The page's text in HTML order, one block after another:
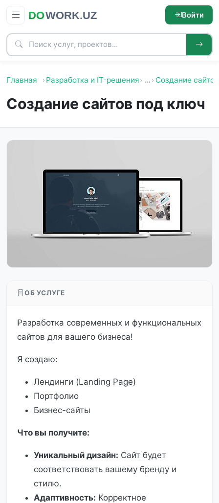
Войти
Главная Разработка и IT-решения … Создание сайтов
Создание сайтов под ключ
ОБ УСЛУГЕ
Разработка современных и функциональных
сайтов для вашего бизнеса!
Я создаю:
Лендинги (Landing Page)
Портфолио
Бизнес-сайты
Что вы получите:
Уникальный дизайн: Сайт будет
соответствовать вашему бренду и
стилю.
Адаптивность: Корректное